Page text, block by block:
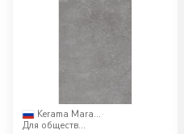
Kerama Marazzi ·
Для общественных помещений